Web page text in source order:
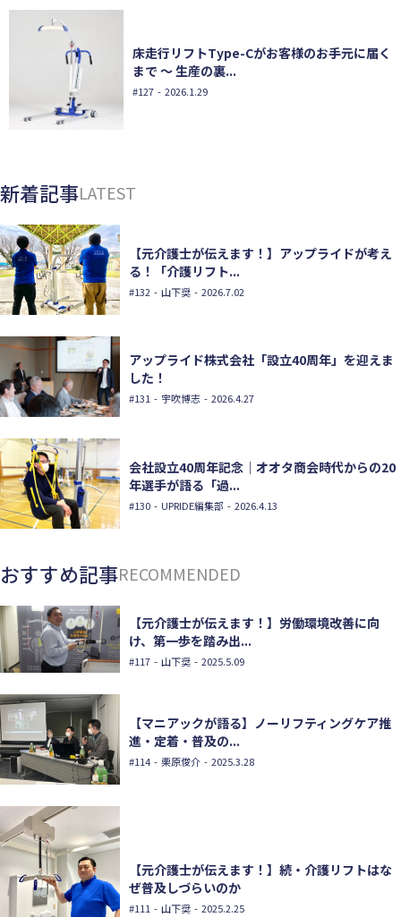
床走行リフトType-Cがお客様のお手元に届く
まで ～ 生産の裏...
#127 - 2026.1.29
新着記事LATEST
【元介護士が伝えます！】アップライドが考え
る！「介護リフト...
#132 - 山下奨 - 2026.7.02
アップライド株式会社「設立40周年」を迎えま
した！
#131 - 宇吹博志 - 2026.4.27
会社設立40周年記念｜オオタ商会時代からの20
年選手が語る「過...
#130 - UPRIDE編集部 - 2026.4.13
おすすめ記事RECOMMENDED
【元介護士が伝えます！】労働環境改善に向
け、第一歩を踏み出...
#117 - 山下奨 - 2025.5.09
【マニアックが語る】ノーリフティングケア推
進・定着・普及の...
#114 - 栗原俊介 - 2025.3.28
【元介護士が伝えます！】続・介護リフトはな
ぜ普及しづらいのか
#111 - 山下奨 - 2025.2.25